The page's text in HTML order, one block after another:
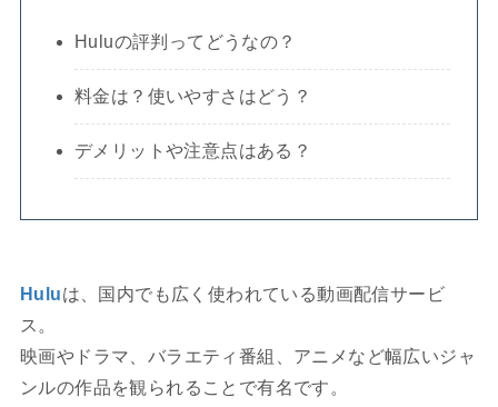
Huluの評判ってどうなの？
料金は？使いやすさはどう？
デメリットや注意点はある？
Huluは、国内でも広く使われている動画配信サービ
ス。
映画やドラマ、バラエティ番組、アニメなど幅広いジャ
ンルの作品を観られることで有名です。